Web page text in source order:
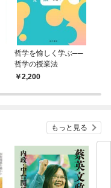
哲学を愉しく学ぶ──
哲学の授業法
2,200
もっと見る